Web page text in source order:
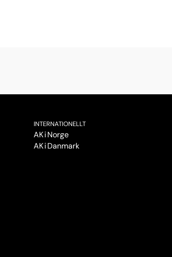
INTERNATIONELLT
AK i Norge
AK i Danmark